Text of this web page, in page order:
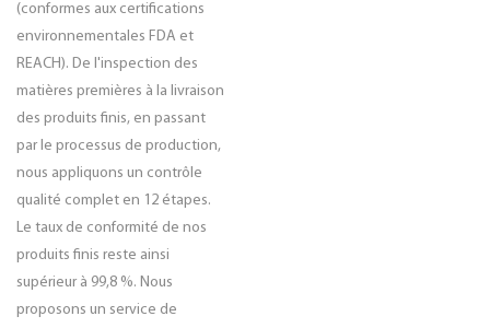
(conformes aux certifications
environnementales FDA et
REACH). De l'inspection des
matières premières à la livraison
des produits finis, en passant
par le processus de production,
nous appliquons un contrôle
qualité complet en 12 étapes.
Le taux de conformité de nos
produits finis reste ainsi
supérieur à 99,8 %. Nous
proposons un service de